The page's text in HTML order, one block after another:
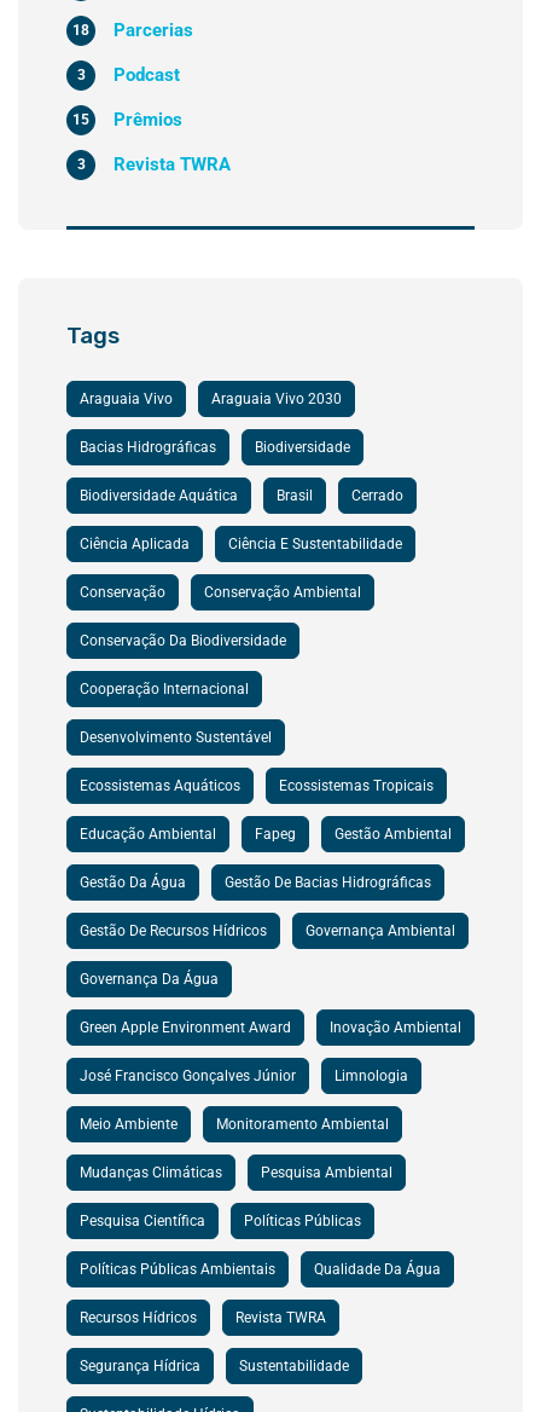
Parcerias
18
Podcast
3
Prêmios
15
Revista TWRA
3
Tags
Araguaia Vivo Araguaia Vivo 2030
Bacias Hidrográficas Biodiversidade
Biodiversidade Aquática Brasil Cerrado
Ciência Aplicada Ciência E Sustentabilidade
Conservação Conservação Ambiental
Conservação Da Biodiversidade
Cooperação Internacional
Desenvolvimento Sustentável
Ecossistemas Aquáticos Ecossistemas Tropicais
Educação Ambiental Fapeg Gestão Ambiental
Gestão Da Água Gestão De Bacias Hidrográficas
Gestão De Recursos Hídricos Governança Ambiental
Governança Da Água
Green Apple Environment Award Inovação Ambiental
José Francisco Gonçalves Júnior Limnologia
Meio Ambiente Monitoramento Ambiental
Mudanças Climáticas Pesquisa Ambiental
Pesquisa Científica Políticas Públicas
Políticas Públicas Ambientais Qualidade Da Água
Recursos Hídricos Revista TWRA
Segurança Hídrica Sustentabilidade